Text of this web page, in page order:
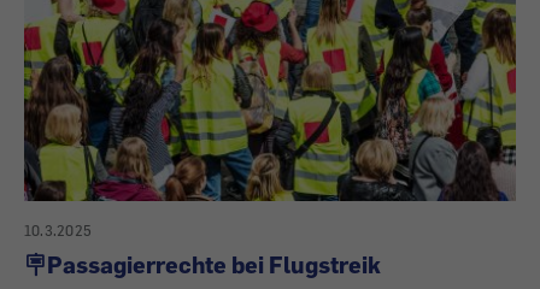
10.3.2025
🪧Passagierrechte bei Flugstreik